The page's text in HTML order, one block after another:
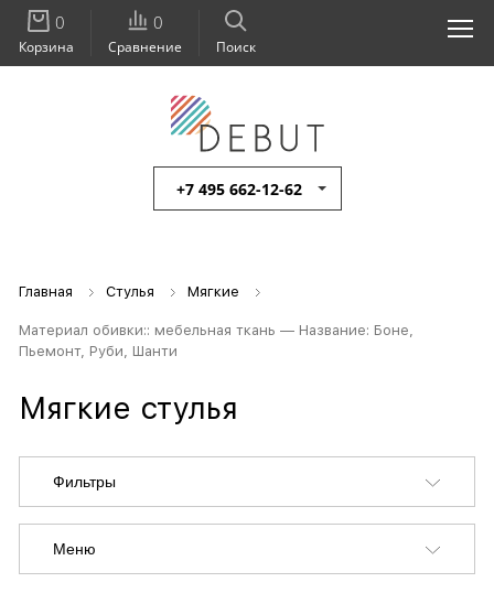
+7 495 662-12-62
Поиск
0
Сравнение
0
Корзина
Главная Стулья Мягкие
Материал обивки:: мебельная ткань — Название: Боне,
Пьемонт, Руби, Шанти
Мягкие стулья
Фильтры
Меню